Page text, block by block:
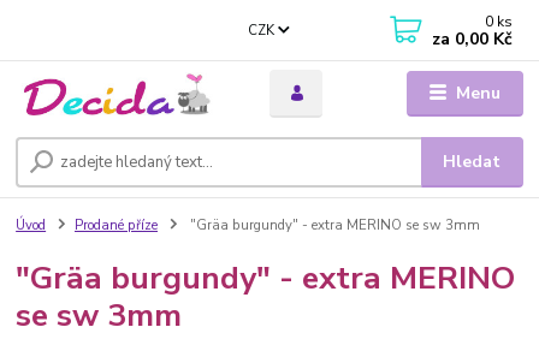
Menu
CZK
Hledat
0 ks
za 0,00 Kč
Úvod Prodané příze "Gräa burgundy" - extra MERINO se sw 3mm
"Gräa burgundy" - extra MERINO
se sw 3mm